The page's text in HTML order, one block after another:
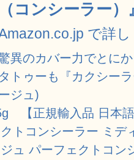
（コンシーラー
で詳
異のカバー力でとに
タトゥーも『カクシー
ジュ)
【正規輸入品 日本
トコンシーラー ミデ
ュ パーフェクトコ